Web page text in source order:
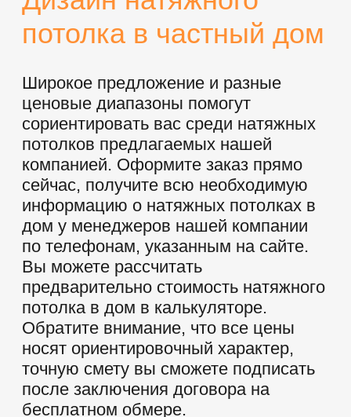
TELEGRAM
ВКОНТАКТЕ
ОДНОКЛАССНИКИ
Все материалы на сайте являются
авторским уникальным контентом.
Копирование материалов с сайта
преследуется по закону. Данный ресурс
не является публичной офертой и носит
исключительно информационный
характер
Политика конфиденциальности
Разработка и
продвижение
НАВЕРХ
Пользовательское соглашение
Красноярский рабочий 172